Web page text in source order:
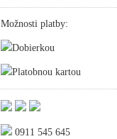
Možnosti platby:
Dobierkou
Platobnou kartou
0911 545 645